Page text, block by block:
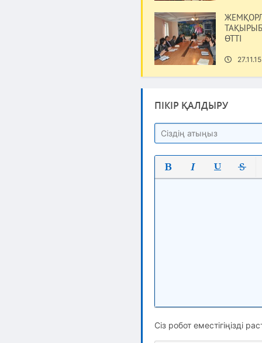
ӨТТІ
ПІКІР ҚАЛДЫРУ
Полужирный
Курсив
Сіз робот еместігіңізді